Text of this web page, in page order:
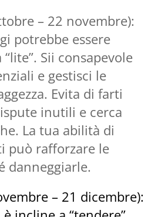
– 22 novembre):
potrebbe essere
Sii consapevole
e gestisci le
Evita di farti
inutili e cerca
La tua abilità di
può rafforzare le
danneggiarle.
– 21 dicembre):